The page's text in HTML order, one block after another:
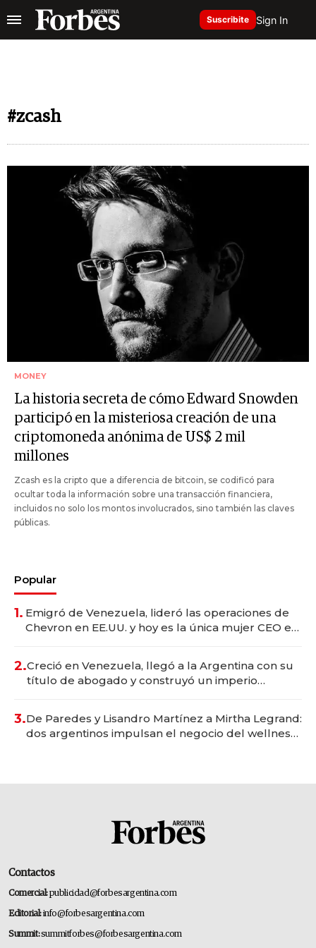
Suscribite Sign In
#zcash
MONEY
La historia secreta de cómo Edward Snowden
participó en la misteriosa creación de una
criptomoneda anónima de US$ 2 mil
millones
Zcash es la cripto que a diferencia de bitcoin, se codificó para
ocultar toda la información sobre una transacción financiera,
incluidos no solo los montos involucrados, sino también las claves
públicas.
Popular
1. Emigró de Venezuela, lideró las operaciones de
Chevron en EE.UU. y hoy es la única mujer CEO en
2.Creció en Venezuela, llegó a la Argentina con su
título de abogado y construyó un imperio
3.De Paredes y Lisandro Martínez a Mirtha Legrand:
dos argentinos impulsan el negocio del wellness
Contactos
Comercial:publicidad@forbesargentina.com
Editorial:info@forbesargentina.com
Summit:summitforbes@forbesargentina.com